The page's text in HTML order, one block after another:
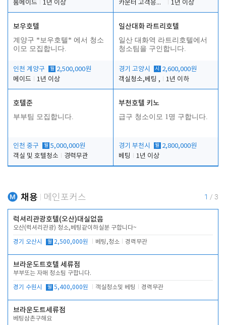
룸메이드
1년 이상
카운터 고객응대 및 야간더블청소
1년 이상
보우호텔
계양구 *보우호텔* 에서 청소
이모 모집합니다.
인천 계양구 월 2,500,000원
메이드
1년 이상
일산대화 라트리호텔
일산 대화역 라트리호텔에서
청소팀을 구인합니다.
경기 고양시 시
2,600,000원
객실청소,베팅 ,
1년 이하
호텔준
부부팀 모집합니다.
인천 중구 월 5,000,000원
객실 및 호텔청소
경력무관
부천호텔 키노
급구 청소이모 1명 구합니다.
경기 부천시 월 2,800,000원
베팅
1년 이상
채용 메인포커스 1 / 3
럭셔리관광호텔(오산)대실없음
오산(럭셔리관광) 청소,베팅같이하실분 구합니다~
경기 오산시 월 2,500,000원 베팅,청소 경력무관
브라운도트호텔 세류점
부부또는 자매 청소팀 구합니다.
경기 수원시 월 5,400,000원 객실청소및 베팅 경력무관
브라운도트세류점
베팅삼촌구해요